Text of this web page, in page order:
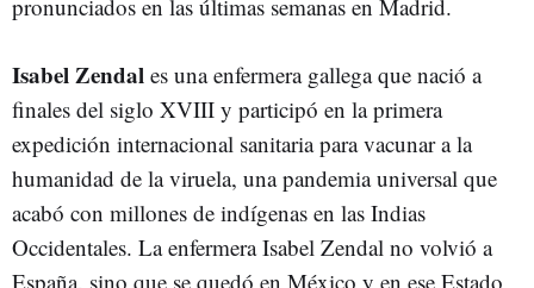
pronunciados en las últimas semanas en Madrid.
Isabel Zendal es una enfermera gallega que nació a
finales del siglo XVIII y participó en la primera
expedición internacional sanitaria para vacunar a la
humanidad de la viruela, una pandemia universal que
acabó con millones de indígenas en las Indias
Occidentales. La enfermera Isabel Zendal no volvió a
España, sino que se quedó en México y en ese Estado